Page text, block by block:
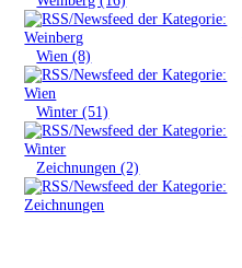
»Wien (8)
»Winter (51)
Zeichnungen (2)